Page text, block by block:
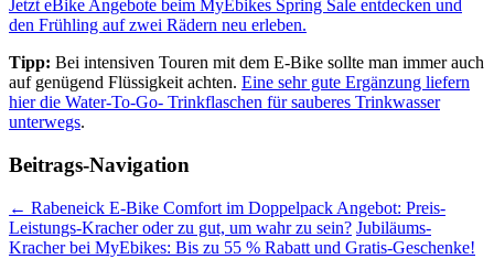
Jetzt eBike Angebote beim MyEbikes Spring Sale entdecken und
den Frühling auf zwei Rädern neu erleben.
Tipp: Bei intensiven Touren mit dem E-Bike sollte man immer auch
auf genügend Flüssigkeit achten. Eine sehr gute Ergänzung liefern
hier die Water-To-Go- Trinkflaschen für sauberes Trinkwasser
unterwegs.
Beitrags-Navigation
← Rabeneick E-Bike Comfort im Doppelpack Angebot: Preis-
Leistungs-Kracher oder zu gut, um wahr zu sein? Jubiläums-
Kracher bei MyEbikes: Bis zu 55 % Rabatt und Gratis-Geschenke!